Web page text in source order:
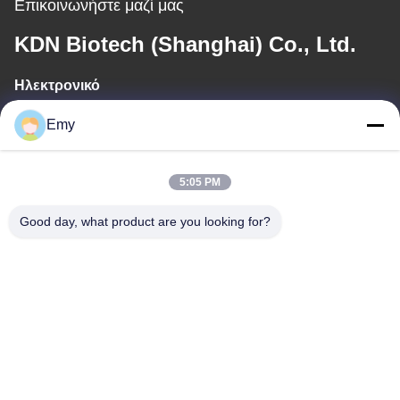
Επικοινωνήστε μαζί μας
KDN Biotech (Shanghai) Co., Ltd.
Ηλεκτρονικό
panxy@vlandgroup.com
Η διεύθυνσή μας
Emy
5:05 PM
Good day, what product are you looking for?